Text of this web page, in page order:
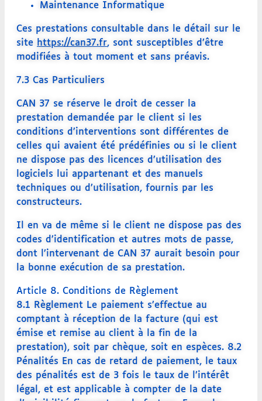
Maintenance Informatique
Ces prestations consultable dans le détail sur le
site https://can37.fr, sont susceptibles d’être
modifiées à tout moment et sans préavis.
7.3 Cas Particuliers
CAN 37 se réserve le droit de cesser la
prestation demandée par le client si les
conditions d’interventions sont différentes de
celles qui avaient été prédéfinies ou si le client
ne dispose pas des licences d’utilisation des
logiciels lui appartenant et des manuels
techniques ou d’utilisation, fournis par les
constructeurs.
Il en va de même si le client ne dispose pas des
codes d’identification et autres mots de passe,
dont l’intervenant de CAN 37 aurait besoin pour
la bonne exécution de sa prestation.
Article 8. Conditions de Règlement
8.1 Règlement Le paiement s’effectue au
comptant à réception de la facture (qui est
émise et remise au client à la fin de la
prestation), soit par chèque, soit en espèces. 8.2
Pénalités En cas de retard de paiement, le taux
des pénalités est de 3 fois le taux de l’intérêt
légal, et est applicable à compter de la date